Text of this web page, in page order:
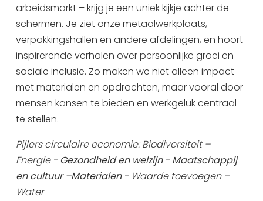
arbeidsmarkt – krijg je een uniek kijkje achter de
schermen. Je ziet onze metaalwerkplaats,
verpakkingshallen en andere afdelingen, en hoort
inspirerende verhalen over persoonlijke groei en
sociale inclusie. Zo maken we niet alleen impact
met materialen en opdrachten, maar vooral door
mensen kansen te bieden en werkgeluk centraal
te stellen.
Pijlers circulaire economie: Biodiversiteit –
Energie - Gezondheid en welzijn- Maatschappij
en cultuur–Materialen- Waarde toevoegen –
Water